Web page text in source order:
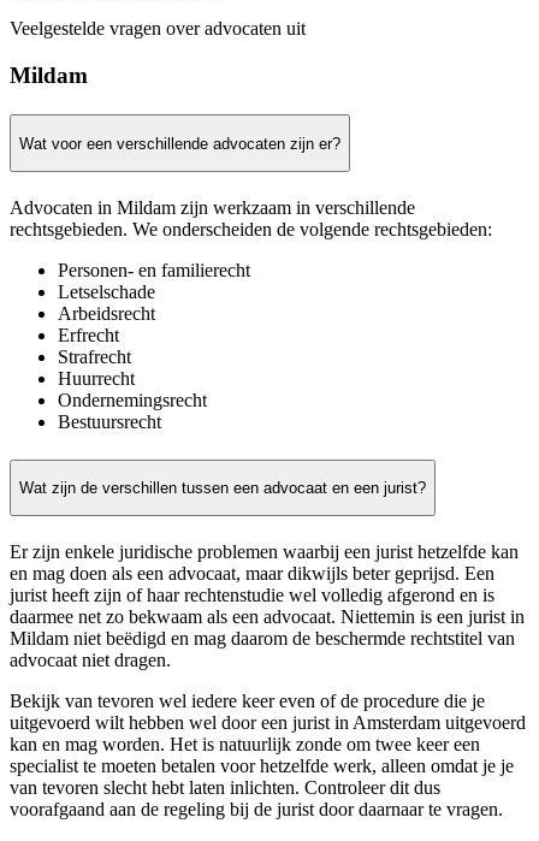
Veelgestelde vragen over advocaten uit
Mildam
Wat voor een verschillende advocaten zijn er?
Advocaten in Mildam zijn werkzaam in verschillende
rechtsgebieden. We onderscheiden de volgende rechtsgebieden:
Personen- en familierecht
Letselschade
Arbeidsrecht
Erfrecht
Strafrecht
Huurrecht
Ondernemingsrecht
Bestuursrecht
Wat zijn de verschillen tussen een advocaat en een jurist?
Er zijn enkele juridische problemen waarbij een jurist hetzelfde kan
en mag doen als een advocaat, maar dikwijls beter geprijsd. Een
jurist heeft zijn of haar rechtenstudie wel volledig afgerond en is
daarmee net zo bekwaam als een advocaat. Niettemin is een jurist in
Mildam niet beëdigd en mag daarom de beschermde rechtstitel van
advocaat niet dragen.
Bekijk van tevoren wel iedere keer even of de procedure die je
uitgevoerd wilt hebben wel door een jurist in Amsterdam uitgevoerd
kan en mag worden. Het is natuurlijk zonde om twee keer een
specialist te moeten betalen voor hetzelfde werk, alleen omdat je je
van tevoren slecht hebt laten inlichten. Controleer dit dus
voorafgaand aan de regeling bij de jurist door daarnaar te vragen.